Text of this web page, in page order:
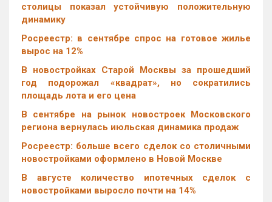
столицы показал устойчивую положительную
динамику
Росреестр: в сентябре спрос на готовое жилье
вырос на 12%
В новостройках Старой Москвы за прошедший
год подорожал «квадрат», но сократились
площадь лота и его цена
В сентябре на рынок новостроек Московского
региона вернулась июльская динамика продаж
Росреестр: больше всего сделок со столичными
новостройками оформлено в Новой Москве
В августе количество ипотечных сделок с
новостройками выросло почти на 14%